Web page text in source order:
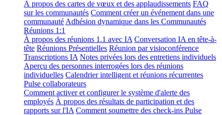
À propos des cartes de vœux et des applaudissements FAQ
sur les communautés Comment créer un événement dans une
communauté Adhésion dynamique dans les Communautés
Réunions 1:1
À propos des réunions 1.1 avec IA Conversation IA en tête-à-
tête Réunions Présentielles Réunion par visioconférence
Transcriptions IA Notes privées lors des entretiens individuels
Aperçu des personnes interrogées lors des réunions
individuelles Calendrier intelligent et réunions récurrentes
Pulse collaborateurs
Comment activer et configurer le système d'alerte des
employés À propos des résultats de participation et des
rapports sur l'IA Comment soumettre des check-ins Pulse